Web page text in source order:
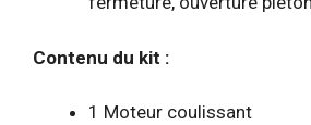
Contenu du kit :
1 Moteur coulissant